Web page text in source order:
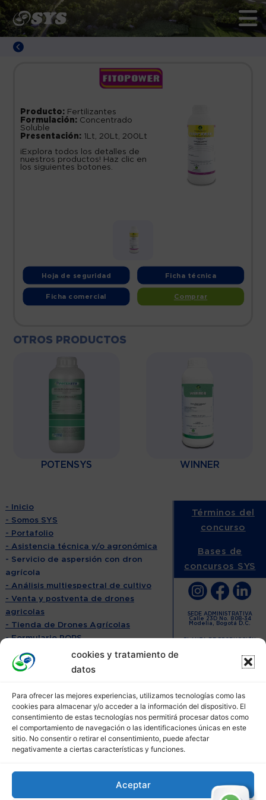
cookies y tratamiento de
datos
Para ofrecer las mejores experiencias, utilizamos tecnologías como las
cookies para almacenar y/o acceder a la información del dispositivo. El
consentimiento de estas tecnologías nos permitirá procesar datos como
el comportamiento de navegación o las identificaciones únicas en este
sitio. No consentir o retirar el consentimiento, puede afectar
negativamente a ciertas características y funciones.
Aceptar
Producto: Fertilizantes
Formulación: Concentrado
Soluble
Presentación: 1Lt, 20Lt, 200Lt
¡Explora todos los detalles de
nuestros productos! Haz clic en
los siguientes botones.
Hoja de seguridad Ficha técnica
Ficha comercial Comprar
OTROS PRODUCTOS
POTENSYS WINNER
- Inicio
- Somos SYS
- Portafolio
- Asistencia técnica y/o agronómica
- Servicio de aspersión con dron
agrícola
- Análisis multiespectral de cultivo
- Venta y postventa de drones
agricolas
- Tienda de Drones Agrícolas
- Formulario PQRS
- Contáctanos
POLÍTICAS:
cookies
- Política de Habeas Data
- Política ISO9001
- Política ISO14001
- Política ISO45001
Garantía 2025
- Política Propuesta de Valor
Personalizada 2025
Términos del
concurso
Bases de
concursos SYS
SEDE ADMINISTRATIVA
Calle 23D No. 80B-34
Modelia, Bogotá D.C.
Roldanillo, Valle